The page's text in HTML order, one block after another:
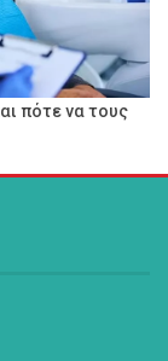
πότε να τους